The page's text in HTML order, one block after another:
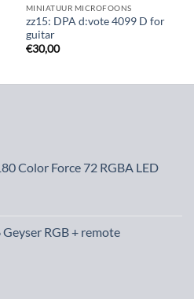
MINIATUUR MICROFOONS
zz15: DPA d:vote 4099 D for
guitar
€30,00
Color Force 72 RGBA LED
RGB + remote